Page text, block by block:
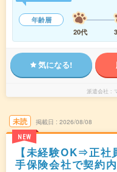
年齢層
20代
気になる!
派遣会社
未読
NEW
掲載日 2026/08/08
【未経験OK⇒正社
手保険会社で契約